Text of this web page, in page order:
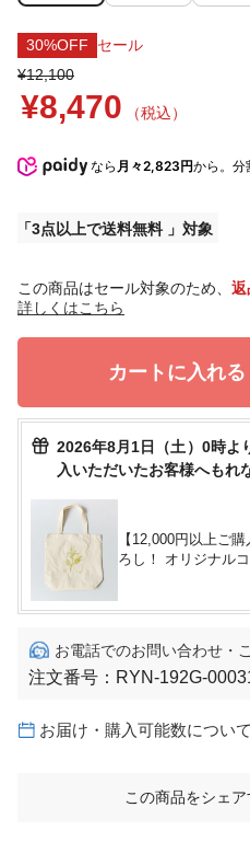
30%OFF
セール
¥12,100
¥8,470 （税込）
なら 月々2,823円から。分
3点以上で送料無料
この商品はセール対象のため、 返
詳しくはこちら
カートに入れる
2026年8月1日（土）0時よ
入いただいたお客様へもれ
【12,000円以上ご
ろし！ オリジナル
お電話でのお問い合わせ・
注文番号： RYN-192G-
お届け・購入可能数について
この商品をシェア